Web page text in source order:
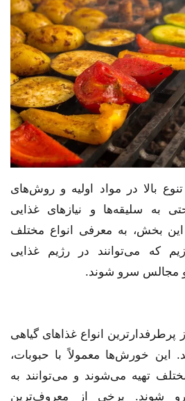
بالا در مواد اولیه و روش‌های
به سلیقه‌ها و نیازهای غذایی
بخش، به معرفی انواع مختلف
که می‌توانند در رژیم غذایی
و مجالس سرو شوند.
انواع غذاهای گیاهی
این خورش‌ها معمولاً با حبوبات،
تهیه می‌شوند و می‌توانند به
شوند. برخی از معروف‌ترین